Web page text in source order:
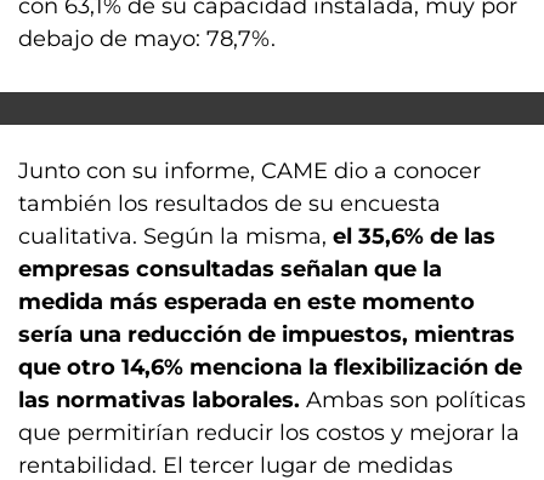
con 63,1% de su capacidad instalada, muy por
debajo de mayo: 78,7%.
Junto con su informe, CAME dio a conocer
también los resultados de su encuesta
cualitativa. Según la misma, el 35,6% de las
empresas consultadas señalan que la
medida más esperada en este momento
sería una reducción de impuestos, mientras
que otro 14,6% menciona la flexibilización de
las normativas laborales. Ambas son políticas
que permitirían reducir los costos y mejorar la
rentabilidad. El tercer lugar de medidas